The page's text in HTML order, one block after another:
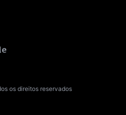
os direitos reservados